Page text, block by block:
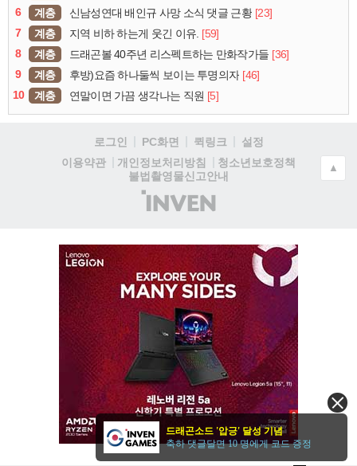
6
계층 신남성연대 배인규 사망 소식 댓글 근황 [23]
7
계층 지역 비하 하는게 웃긴 이유. [59]
8
계층 드래곤볼 40주년 리스펙트하는 만화작가들 [36]
9
계층 후방)요즘 하나둘씩 보이는 투명의자 [46]
10
계층 연말이면 가끔 생각나는 직원 [5]
로그인 PC화면 퀵링크
설정
이용약관
개인정보처리방침
청소년보호정책
불법촬영물신고안내
(주)
인
▲
드래곤소드 '압긍' 달성 기념
축하 댓글달면 10 명에게 코드 증정